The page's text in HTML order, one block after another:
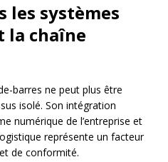
les systèmes
la chaîne
barres ne peut plus être
isolé. Son intégration
numérique de l’entreprise et
représente un facteur
de conformité.